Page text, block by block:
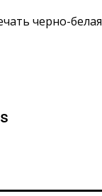
черно-белая